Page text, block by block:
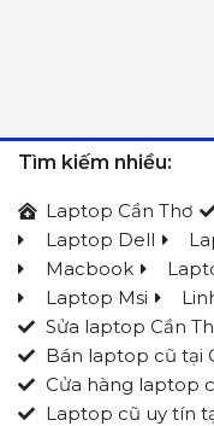
Tìm kiếm nhiều:
Laptop Cần Thơ
Laptop Dell
Macbook
Laptop Msi
Sửa laptop Cần
Bán laptop cũ tại
Cửa hàng laptop
Laptop cũ uy tín